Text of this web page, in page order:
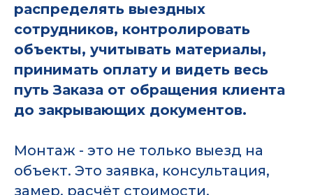
распределять выездных
сотрудников, контролировать
объекты, учитывать материалы,
принимать оплату и видеть весь
путь Заказа от обращения клиента
до закрывающих документов.
Монтаж - это не только выезд на
объект. Это заявка, консультация,
замер, расчёт стоимости,